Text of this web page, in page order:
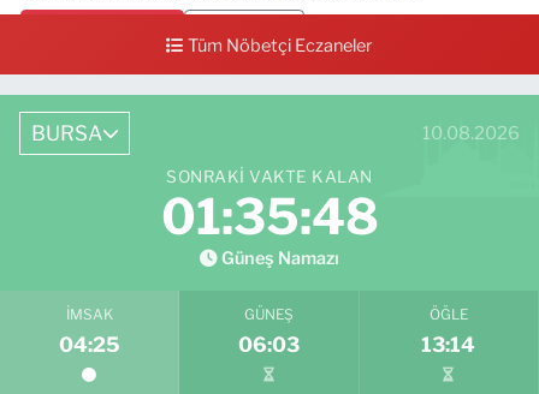
Tüm Nöbetçi Eczaneler
BURSA 10.08.2026
SONRAKI VAKTE KALAN
01:35:47
Güneş Namazı
İMSAK
04:25
GÜNEŞ
06:03
ÖĞLE
13:14